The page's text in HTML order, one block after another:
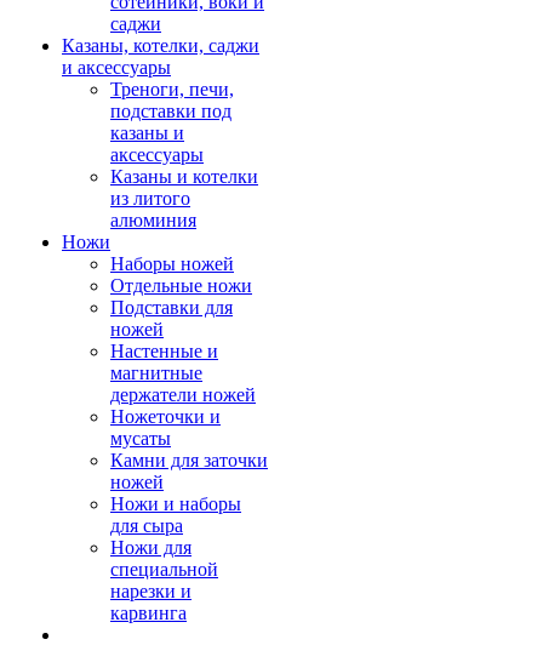
саджи
Казаны, котелки, саджи
и аксессуары
Треноги, печи,
подставки под
казаны и
аксессуары
Казаны и котелки
из литого
алюминия
Ножи
Наборы ножей
Отдельные ножи
Подставки для
ножей
Настенные и
магнитные
держатели ножей
Ножеточки и
мусаты
Камни для заточки
ножей
Ножи и наборы
для сыра
Ножи для
специальной
нарезки и
карвинга